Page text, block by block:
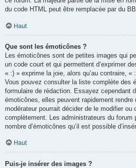
du code HTML peut être remplacée par du
Haut
Que sont les émoticônes ?
Les émoticônes sont de petites images qui
un code court et qui permettent d’exprimer
« :) » exprime la joie, alors qu’au contraire, «
Vous pouvez consulter la liste complète des
formulaire de rédaction. Essayez cependant
émoticônes, elles peuvent rapidement
modérateur pourrait décider de le modifier ou
complètement. Les administrateurs du forum
nombre d’émoticônes qu’il est possible
Haut
Puis-je insérer des images ?